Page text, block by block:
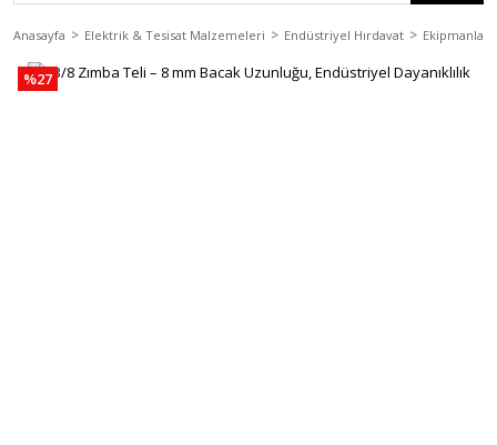
Anasayfa Elektrik & Tesisat Malzemeleri Endüstriyel Hırdavat Ekipmanlar
%27